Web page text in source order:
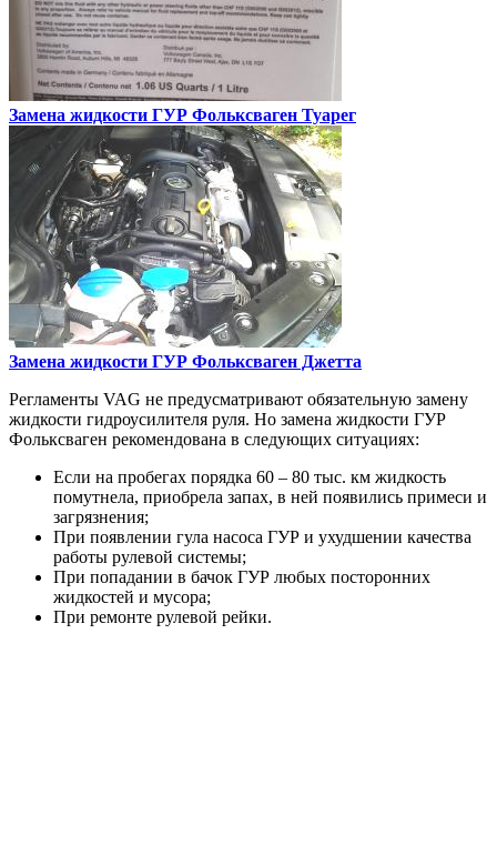
Замена жидкости ГУР Фольксваген Туарег
Замена жидкости ГУР Фольксваген Джетта
Регламенты VAG не предусматривают обязательную замену
жидкости гидроусилителя руля. Но замена жидкости ГУР
Фольксваген рекомендована в следующих ситуациях:
Если на пробегах порядка 60 – 80 тыс. км жидкость
помутнела, приобрела запах, в ней появились примеси и
загрязнения;
При появлении гула насоса ГУР и ухудшении качества
работы рулевой системы;
При попадании в бачок ГУР любых посторонних
жидкостей и мусора;
При ремонте рулевой рейки.